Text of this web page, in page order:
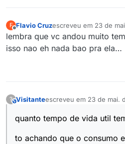
F
Offline
Flavio Cruzescreveu em 23 de
última edição por
lembra que vc andou muito
isso nao eh nada bao pra ela…
?This user is from outside of this forum
Visitanteescreveu em 23 de mai.
última edição por
quanto tempo de vida util
to achando que o consumo